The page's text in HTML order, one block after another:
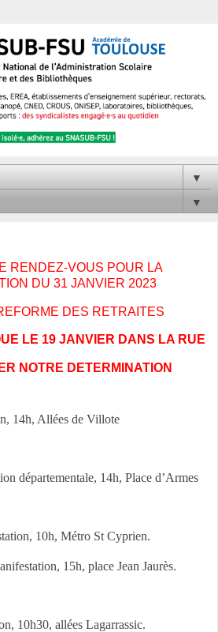
▼
▼
RENDEZ-VOUS POUR LA
DU 31 JANVIER 2023
DES RETRAITES
LE 19 JANVIER DANS LA RUE
NOTRE DETERMINATION
14h, Allées de Villote
départementale, 14h, Place d’Armes
10h, Métro St Cyprien.
15h, place Jean Jaurès.
10h30, allées Lagarrassic.